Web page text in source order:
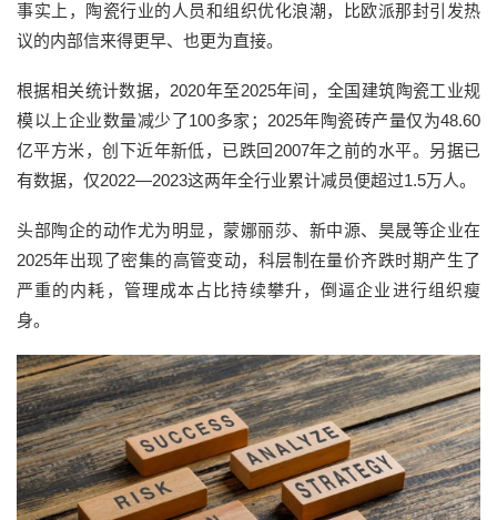
事实上，陶瓷行业的人员和组织优化浪潮，比欧派那封引发热
议的内部信来得更早、也更为直接。
根据相关统计数据，2020年至2025年间，全国建筑陶瓷工业规
模以上企业数量减少了100多家；2025年陶瓷砖产量仅为48.60
亿平方米，创下近年新低，已跌回2007年之前的水平。另据已
有数据，仅2022—2023这两年全行业累计减员便超过1.5万人。
头部陶企的动作尤为明显，蒙娜丽莎、新中源、昊晟等企业在
2025年出现了密集的高管变动，科层制在量价齐跌时期产生了
严重的内耗，管理成本占比持续攀升，倒逼企业进行组织瘦
身。